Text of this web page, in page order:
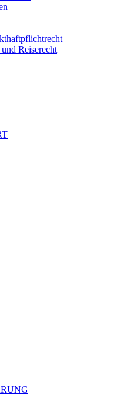
Reiserecht